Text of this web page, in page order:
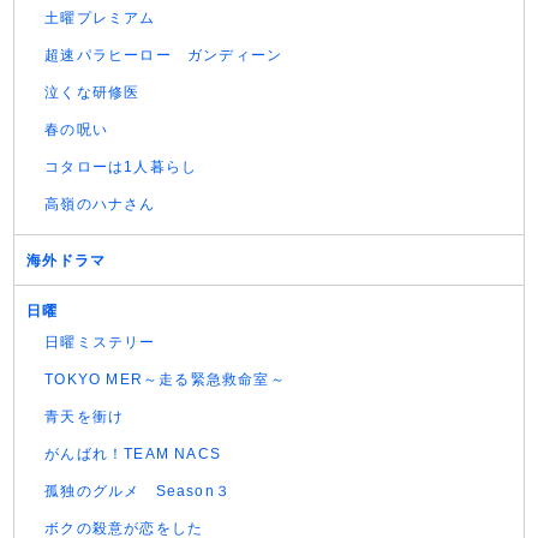
土曜プレミアム
超速パラヒーロー ガンディーン
泣くな研修医
春の呪い
コタローは1人暮らし
高嶺のハナさん
海外ドラマ
日曜
日曜ミステリー
TOKYO MER～走る緊急救命室～
青天を衝け
がんばれ！TEAM NACS
孤独のグルメ Season３
ボクの殺意が恋をした